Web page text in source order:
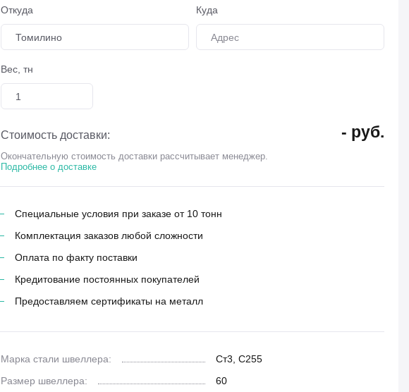
Откуда
Томилино
Куда
Вес, тн
Стоимость доставки: - руб.
Окончательную стоимость доставки рассчитывает менеджер.
Подробнее о доставке
Специальные условия при заказе от 10 тонн
Комплектация заказов любой сложности
Оплата по факту поставки
Кредитование постоянных покупателей
Предоставляем сертификаты на металл
Марка стали швеллера:
Ст3, С255
Размер швеллера:
60